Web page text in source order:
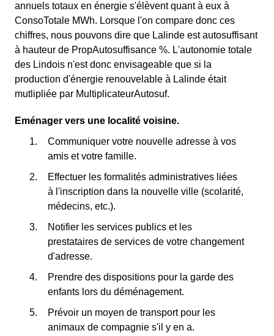
annuels totaux en énergie s'élèvent quant à eux à
ConsoTotale MWh. Lorsque l'on compare donc ces
chiffres, nous pouvons dire que Lalinde est autosuffisant
à hauteur de PropAutosuffisance %. L'autonomie totale
des Lindois n'est donc envisageable que si la
production d'énergie renouvelable à Lalinde était
mutlipliée par MultiplicateurAutosuf.
Eménager vers une localité voisine.
Communiquer votre nouvelle adresse à vos
amis et votre famille.
Effectuer les formalités administratives liées
à l'inscription dans la nouvelle ville (scolarité,
médecins, etc.).
Notifier les services publics et les
prestataires de services de votre changement
d'adresse.
Prendre des dispositions pour la garde des
enfants lors du déménagement.
Prévoir un moyen de transport pour les
animaux de compagnie s'il y en a.